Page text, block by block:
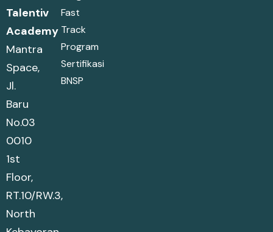
Talentiv
Academy
Mantra
Space,
Jl.
Baru
No.03
0010
1st
Floor,
RT.10/RW.3,
North
Fast
Track
Program
Sertifikasi
BNSP